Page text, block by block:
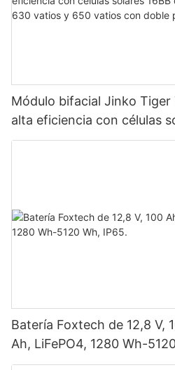
Módulo bifacial Jinko Tiger
alta eficiencia con células
vatios, 620 vatios, 630
Batería Foxtech de 12,8 V,
Ah, LiFePO4, 1280 Wh-